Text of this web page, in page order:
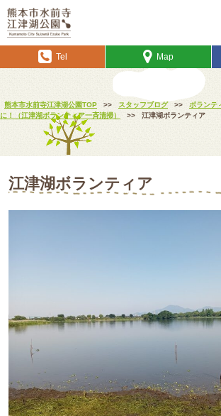
Tel Map
熊本市水前寺江津湖公園TOP >> スタッフブログ >> ボランテ
に！（江津湖ボランティア一斉清掃）
>> 江津湖ボランティア
江津湖ボランティア